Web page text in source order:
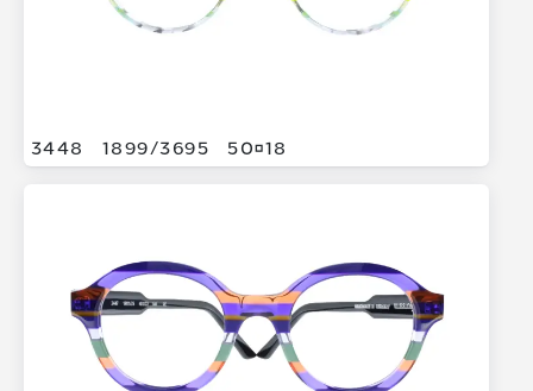
3448 1899/3695 5018